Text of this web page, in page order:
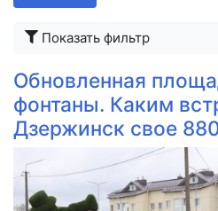
Показать фильтр
Обновленная
фонтаны. Каким
Дзержинск свое